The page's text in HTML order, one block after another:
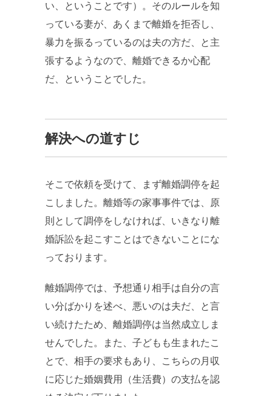
い、ということです）。そのルールを知
っている妻が、あくまで離婚を拒否し、
暴力を振るっているのは夫の方だ、と主
張するようなので、離婚できるか心配
だ、ということでした。
解決への道すじ
そこで依頼を受けて、まず離婚調停を起
こしました。離婚等の家事事件では、原
則として調停をしなければ、いきなり離
婚訴訟を起こすことはできないことにな
っております。
離婚調停では、予想通り相手は自分の言
い分ばかりを述べ、悪いのは夫だ、と言
い続けたため、離婚調停は当然成立しま
せんでした。また、子どもも生まれたこ
とで、相手の要求もあり、こちらの月収
に応じた婚姻費用（生活費）の支払を認